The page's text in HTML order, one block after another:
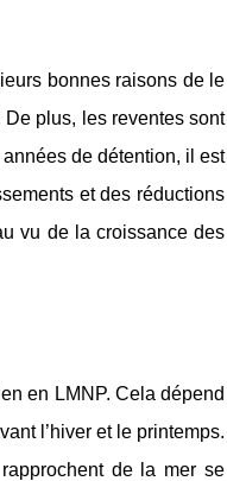
bonnes raisons de le
De plus, les reventes sont
de détention, il est
et des réductions
vu de la croissance des
en LMNP. Cela dépend
l’hiver et le printemps.
de la mer se